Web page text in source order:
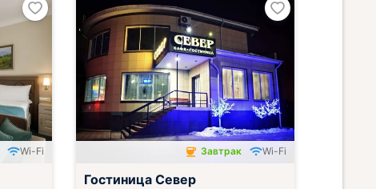
Wi-Fi
Завтрак включён
Завтрак Wi-Fi
Гостиница Север